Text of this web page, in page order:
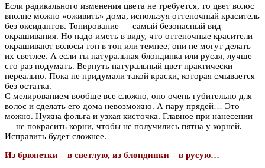
Если радикального изменения цвета не требуется, то цвет волос
вполне можно «оживить» дома, используя оттеночный краситель
без оксидантов. Тонирование — самый безопасный вид
окрашивания. Но надо иметь в виду, что оттеночные красители
окрашивают волосы тон в тон или темнее, они не могут делать
их светлее. А если ты натуральная блондинка или русая, лучше
сто раз подумать. Вернуть натуральный цвет практически
нереально. Пока не придумали такой краски, которая смывается
без остатка.
С мелированием вообще все сложно, оно очень губительно для
волос и сделать его дома невозможно. А пару прядей… Это
можно. Нужна фольга и узкая кисточка. Главное при нанесении
— не покрасить корни, чтобы не получились пятна у корней.
Исправить будет сложнее.
Из брюнетки – в светлую, из блондинки – в русую…